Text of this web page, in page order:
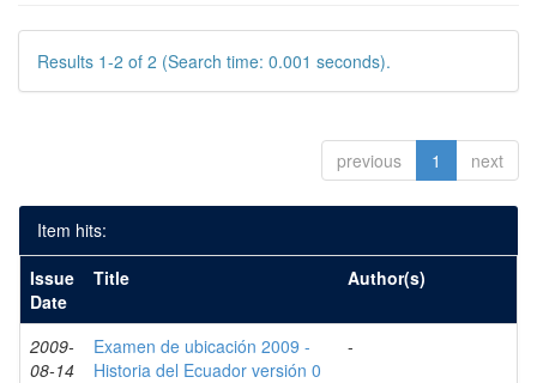
Results 1-2 of 2 (Search time: 0.001 seconds).
previous 1 next
Item hits:
Issue
Date
Title Author(s)
2009-
08-14
Examen de ubicación 2009 -
Historia del Ecuador versión 0
-